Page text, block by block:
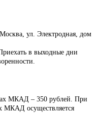
ул. Электродная, дом
в выходные дни
МКАД – 350 рублей. При
МКАД осуществляется